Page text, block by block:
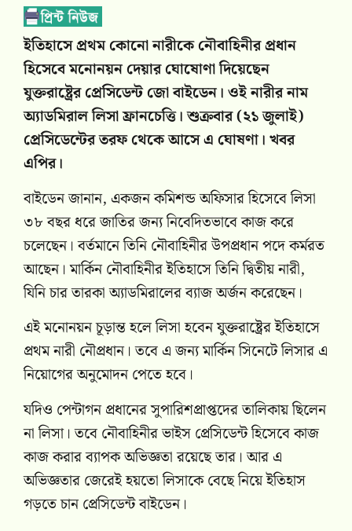
ইতিহাসে প্রথম কোনো নারীকে নৌবাহিনীর প্রধান
হিসেবে মনোনয়ন দেয়ার ঘোষোণা দিয়েছেন
যুক্তরাষ্ট্রের প্রেসিডেন্ট জো বাইডেন। ওই নারীর নাম
অ্যাডমিরাল লিসা ফ্রানচেত্তি। শুক্রবার (২১ জুলাই)
প্রেসিডেন্টের তরফ থেকে আসে এ ঘোষণা। খবর
এপির।
বাইডেন জানান, একজন কমিশন্ড অফিসার হিসেবে লিসা
৩৮ বছর ধরে জাতির জন্য নিবেদিতভাবে কাজ করে
চলেছেন। বর্তমানে তিনি নৌবাহিনীর উপপ্রধান পদে কর্মরত
আছেন। মার্কিন নৌবাহিনীর ইতিহাসে তিনি দ্বিতীয় নারী,
যিনি চার তারকা অ্যাডমিরালের ব্যাজ অর্জন করেছেন।
এই মনোনয়ন চূড়ান্ত হলে লিসা হবেন যুক্তরাষ্ট্রের ইতিহাসে
প্রথম নারী নৌপ্রধান। তবে এ জন্য মার্কিন সিনেটে লিসার এ
নিয়োগের অনুমোদন পেতে হবে।
যদিও পেন্টাগন প্রধানের সুপারিশপ্রাপ্তদের তালিকায় ছিলেন
না লিসা। তবে নৌবাহিনীর ভাইস প্রেসিডেন্ট হিসেবে কাজ
কাজ করার ব্যাপক অভিজ্ঞতা রয়েছে তার। আর এ
অভিজ্ঞতার জেরেই হয়তো লিসাকে বেছে নিয়ে ইতিহাস
গড়তে চান প্রেসিডেন্ট বাইডেন।